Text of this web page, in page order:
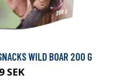
WILD BOAR 200 G
SEK